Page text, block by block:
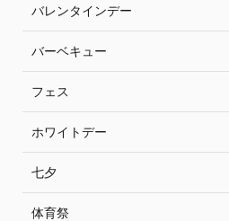
バレンタインデー
バーベキュー
フェス
ホワイトデー
七夕
体育祭